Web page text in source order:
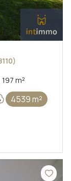
Maison 7 pièce(s) 5 chambre(s) 197 m²
4539 m²